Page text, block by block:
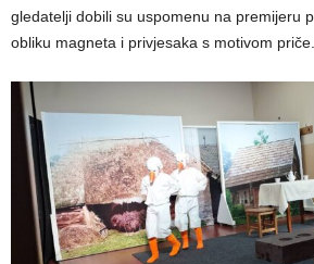
gledatelji dobili su uspomenu na premijeru
obliku magneta i privjesaka s motivom priče.